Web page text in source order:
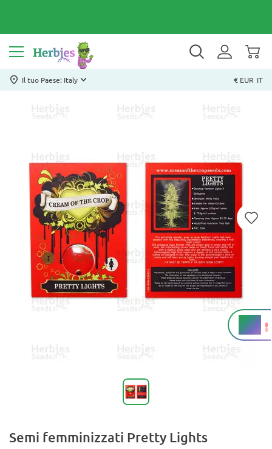
Il tuo Paese: Italy € EUR IT
20%
THC
Semi femminizzati Pretty Lights